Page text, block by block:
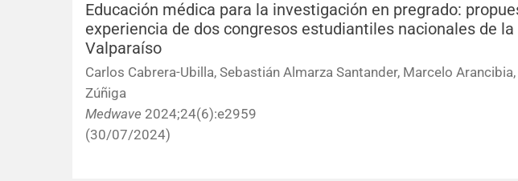
Educación médica para la investigación en pregrado:
experiencia de dos congresos estudiantiles nacionales de la
Valparaíso
Carlos Cabrera-Ubilla, Sebastián Almarza Santander, Marcelo
Zúñiga
Medwave 2024;24(6):e2959
(30/07/2024)